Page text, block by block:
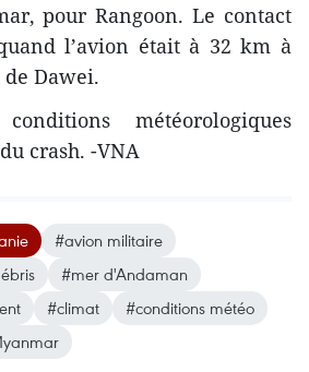
pour Rangoon. Le contact
l’avion était à 32 km à
Dawei.
météorologiques
crash. -VNA
#avion militaire
#mer d'Andaman
#climat
#conditions météo